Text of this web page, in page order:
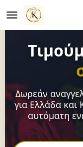
Δωρεάν
για Ελλάδα
αυτόματη